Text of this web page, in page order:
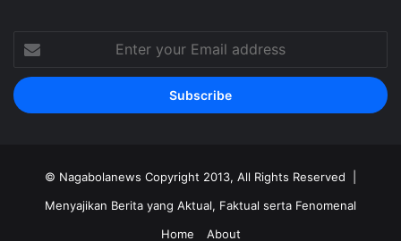
Enter
your
Email
address
© Nagabolanews Copyright 2013, All Rights Reserved |
Menyajikan Berita yang Aktual, Faktual serta Fenomenal
Home
About